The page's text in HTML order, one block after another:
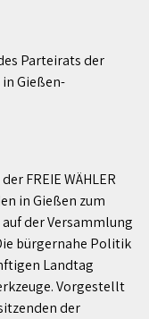
Parteirats der
in Gießen-
FREIE WÄHLER
in Gießen zum
der Versammlung
bürgernahe Politik
Landtag
Vorgestellt
der